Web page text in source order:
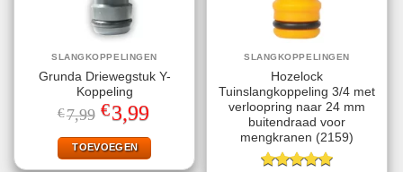
SLANGKOPPELINGEN
Grunda Driewegstuk Y-
Koppeling
€7,99 Oorspronkelijke
prijs
was:
€7,99.
€3,99
is:
€3,99.
TOEVOEGEN
SLANGKOPPELINGEN
Hozelock
Tuinslangkoppeling 3/4 met
verloopring naar 24 mm
buitendraad voor
mengkranen (2159)